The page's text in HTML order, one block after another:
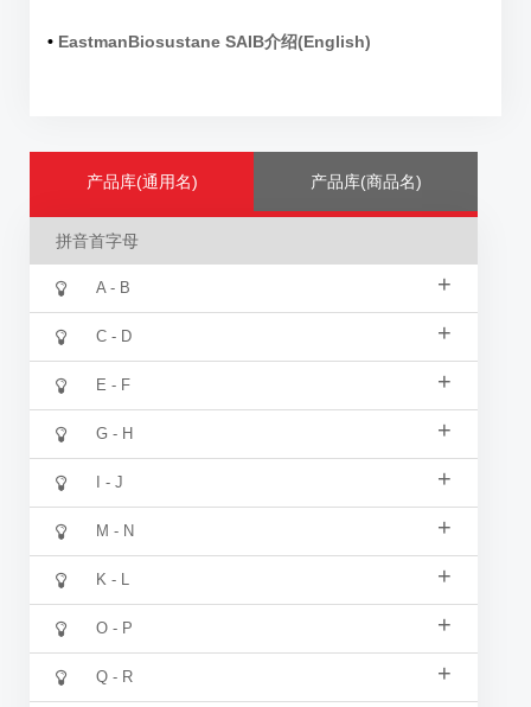
• EastmanBiosustane SAIB介绍(English)
产品库(通用名) 产品库(商品名)
拼音首字母
A - B +
C - D +
E - F +
G - H +
I - J +
M - N +
K - L +
O - P +
Q - R +